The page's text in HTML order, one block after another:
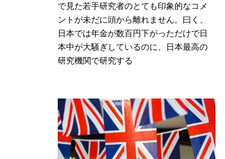
で見た若手研究者のとても印象的なコメ
ントが未だに頭から離れません。曰く、
日本では年金が数百円下がっただけで日
本中が大騒ぎしているのに、日本最高の
研究機関で研究する